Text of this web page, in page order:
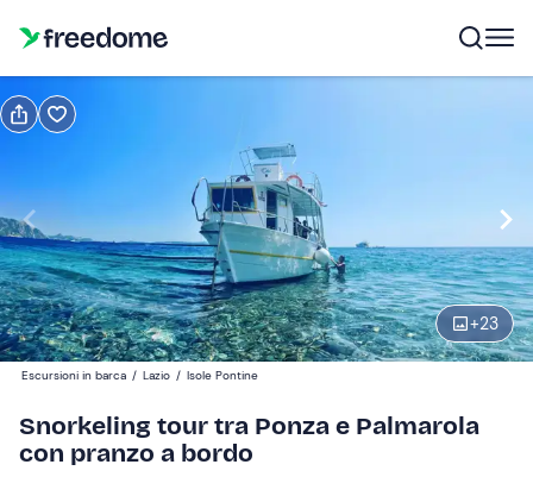
+23
Navigate
forward
to
interact
with
the
and
select
11:00 Modifica
Partecipanti
50 €
1
Escursioni in barca / Lazio / Isole Pontine
Snorkeling tour tra Ponza e Palmarola
con pranzo a bordo